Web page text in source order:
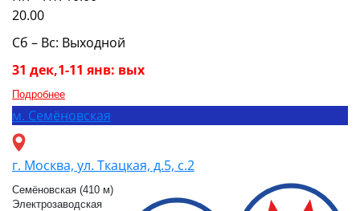
20.00
Сб – Вс: Выходной
31 дек,1-11 янв: вых
Подробнее
м. Семёновская
г. Москва, ул. Ткацкая, д.5, с.2
Семёновская (410 м)
Электрозаводская